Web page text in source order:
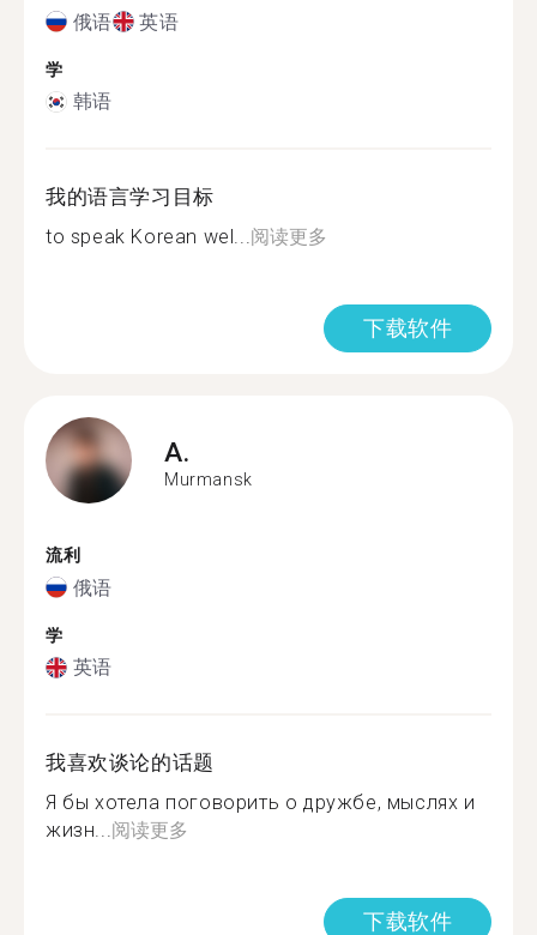
俄语 英语
学
韩语
我的语言学习目标
to speak Korean wel...阅读更多
下载软件
A.
Murmansk
流利
俄语
学
英语
我喜欢谈论的话题
Я бы хотела поговорить о дружбе, мыслях и
жизн...阅读更多
下载软件